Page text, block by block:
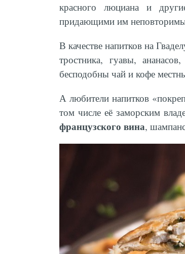
красного люциана и
придающими им
В качестве напитков на
тростника, гуавы,
бесподобны чай и кофе
А любители напитков
том числе её заморским
французского вина,